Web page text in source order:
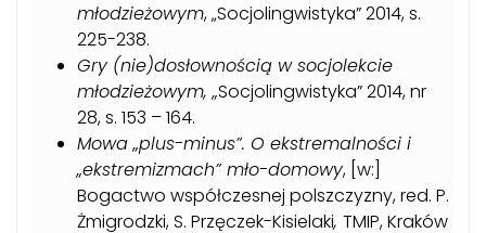
młodzieżowym, „Socjolingwistyka” 2014, s.
225-238.
Gry (nie)dosłownością w socjolekcie
młodzieżowym, „Socjolingwistyka” 2014, nr
28, s. 153 – 164.
Mowa „plus-minus”. O ekstremalności i
„ekstremizmach” mło-domowy, [w:]
Bogactwo współczesnej polszczyzny, red. P.
Żmigrodzki, S. Przęczek-Kisielaki, TMIP, Kraków